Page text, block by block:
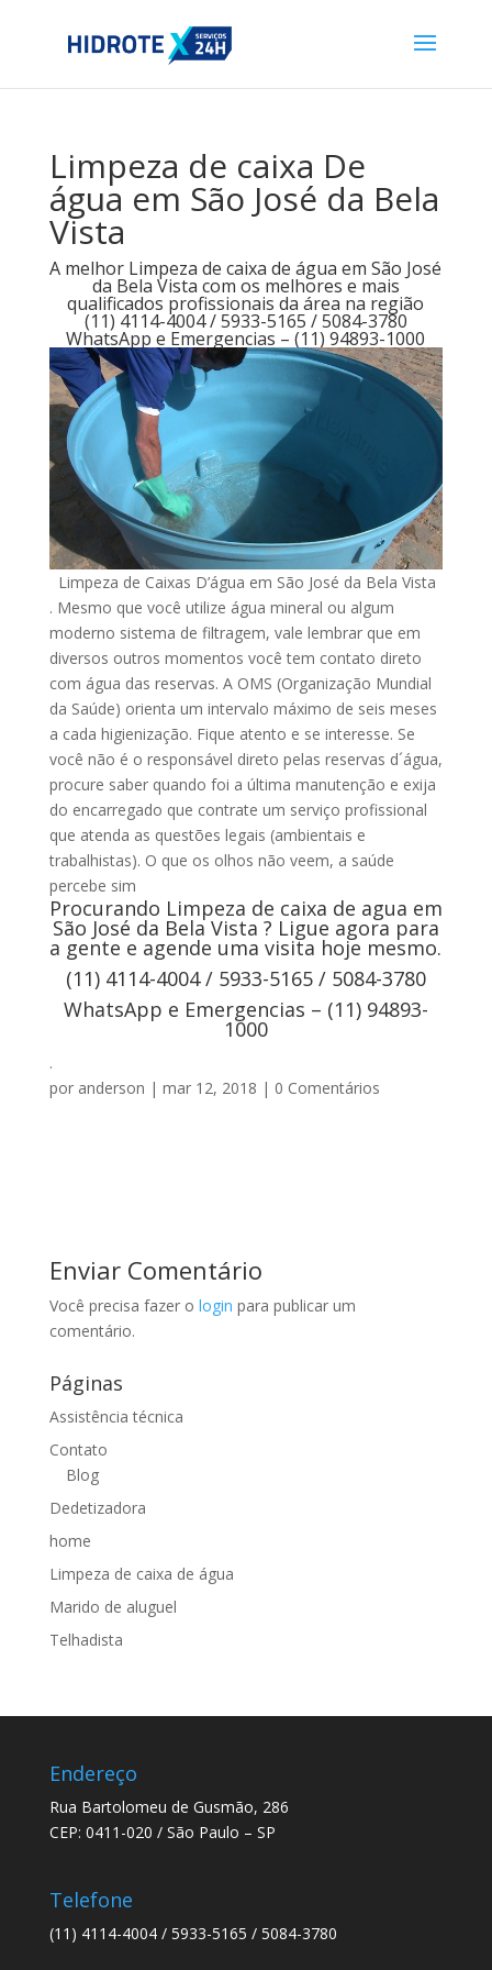
Limpeza de caixa De
água em São José da Bela
Vista
A melhor Limpeza de caixa de água em São José
da Bela Vista com os melhores e mais
qualificados profissionais da área na região
(11) 4114-4004 / 5933-5165 / 5084-3780
WhatsApp e Emergencias – (11) 94893-1000
Limpeza de Caixas D’água em São José da Bela Vista
. Mesmo que você utilize água mineral ou algum
moderno sistema de filtragem, vale lembrar que em
diversos outros momentos você tem contato direto
com água das reservas. A OMS (Organização Mundial
da Saúde) orienta um intervalo máximo de seis meses
a cada higienização. Fique atento e se interesse. Se
você não é o responsável direto pelas reservas d´água,
procure saber quando foi a última manutenção e exija
do encarregado que contrate um serviço profissional
que atenda as questões legais (ambientais e
trabalhistas). O que os olhos não veem, a saúde
percebe sim
Procurando Limpeza de caixa de agua em
São José da Bela Vista ? Ligue agora para
a gente e agende uma visita hoje mesmo.
(11) 4114-4004 / 5933-5165 / 5084-3780
WhatsApp e Emergencias – (11) 94893-
1000
.
por anderson | mar 12, 2018 | 0 Comentários
Enviar Comentário
Você precisa fazer o login para publicar um
comentário.
Páginas
Assistência técnica
Contato
Blog
Dedetizadora
home
Limpeza de caixa de água
Marido de aluguel
Telhadista
Endereço
Rua Bartolomeu de Gusmão, 286
CEP: 0411-020 / São Paulo – SP
Telefone
(11) 4114-4004 / 5933-5165 / 5084-3780